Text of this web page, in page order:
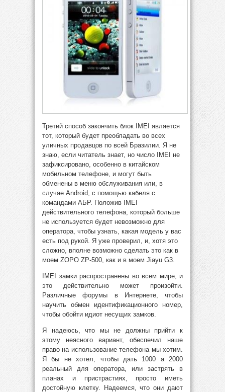
Третий способ закончить блок IMEI является
тот, который будет преобладать во всех
уличных продавцов по всей Бразилии. Я не
знаю, если читатель знает, но число IMEI не
зафиксировано, особенно в китайском
мобильном телефоне, и могут быть
обменены в меню обслуживания или, в
случае Android, с помощью кабеля с
командами АБР. Положив IMEI
действительного телефона, который больше
не используется будет невозможно для
оператора, чтобы узнать, какая модель у вас
есть под рукой. Я уже проверил, и, хотя это
сложно, вполне возможно сделать это как в
моем ZOPO ZP-500, как и в моем Jiayu G3.
IMEI замки распространены во всем мире, и
это действительно может произойти.
Различные форумы в Интернете, чтобы
научить обмен идентификационного номер,
чтобы обойти идиот несущих замков.
Я надеюсь, что мы не должны прийти к
этому неясного вариант, обеспечил наше
право на использование телефона мы хотим.
Я бы не хотел, чтобы дать 1000 a2000
реальный для оператора, или застрять в
планах и пристрастиях, просто иметь
достойную клетку. Надеемся, что они дают